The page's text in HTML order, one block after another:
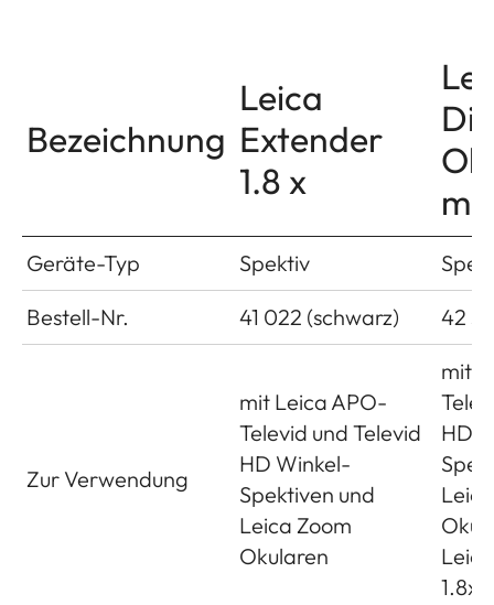
Bezeichnung
Leica
Extender
1.8 x
Geräte-Typ Spektiv
Bestell-Nr.
41 022 (schwarz) 42
Zur Verwendung
mit Leica APO-
Televid und Televid
HD Winkel-
Spektiven und
Leica Zoom
Okularen
mit
HD
1.8x